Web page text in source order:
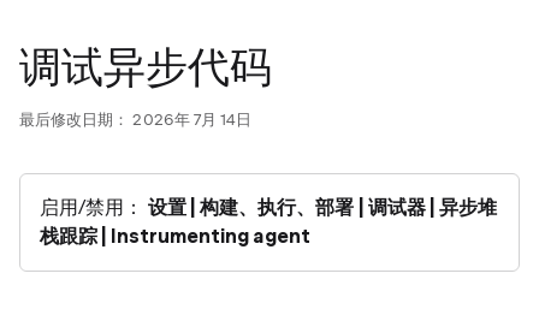
调试异步代码
最后修改日期： 2026年 7月 14日
启用/禁用：设置 | 构建、执行、部署 | 调试器 | 异步堆
栈跟踪 | Instrumenting agent